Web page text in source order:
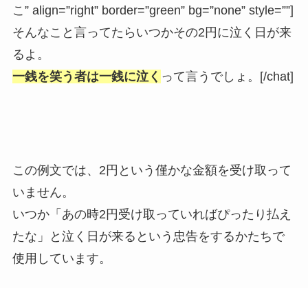
こ” align=”right” border=”green” bg=”none” style=””]
そんなこと言ってたらいつかその2円に泣く日が来
るよ。
一銭を笑う者は一銭に泣く って言うでしょ。[/chat]
この例文では、2円という僅かな金額を受け取って
いません。
いつか「あの時2円受け取っていればぴったり払え
たな」と泣く日が来るという忠告をするかたちで
使用しています。